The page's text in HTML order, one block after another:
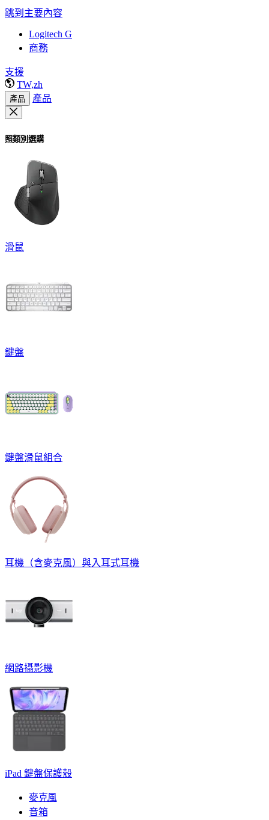
跳到主要內容
Logitech G
商務
支援
TW,zh
產品 產品
照類別選購
滑鼠
鍵盤
鍵盤滑鼠組合
耳機（含麥克風）與入耳式耳機
網路攝影機
iPad 鍵盤保護殼
麥克風
音箱